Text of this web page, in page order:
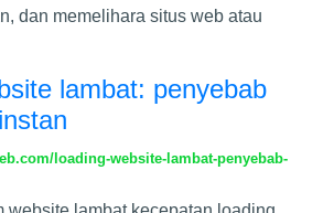
dan memelihara situs web atau
lambat: penyebab
loading-website-lambat-penyebab-